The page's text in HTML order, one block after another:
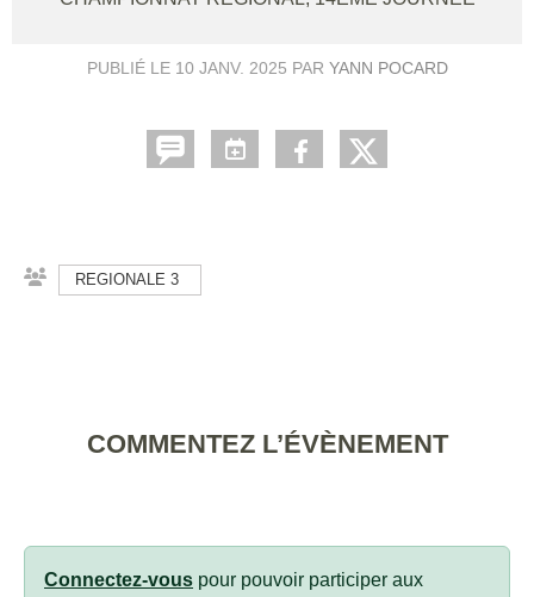
PUBLIÉ LE 10 JANV. 2025 PAR YANN POCARD
REGIONALE 3
COMMENTEZ L’ÉVÈNEMENT
Connectez-vous pour pouvoir participer aux